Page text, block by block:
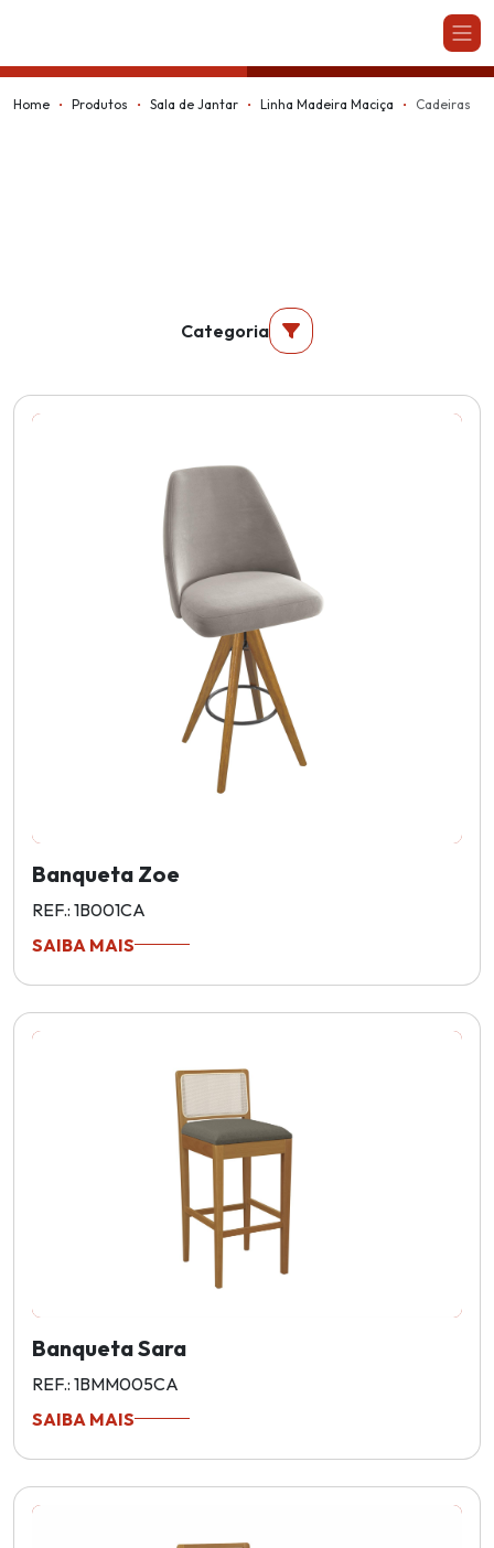
Home Produtos Sala de Jantar Linha Madeira Maciça Cadeiras
Categoria
Banqueta Zoe
REF.: 1B001CA
SAIBA MAIS
Banqueta Sara
REF.: 1BMM005CA
SAIBA MAIS